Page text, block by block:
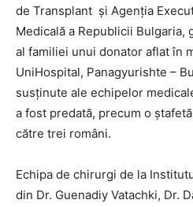
de Transplant şi Agenția
Medicală a Republicii Bulgaria,
al familiei unui donator aflat în
UniHospital, Panagyurishte –
susţinute ale echipelor
a fost predată, precum o
către trei români.
Echipa de chirurgi de la
din Dr. Guenadiy Vatachki, Dr.